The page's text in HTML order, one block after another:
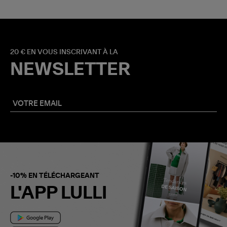
20 € EN VOUS INSCRIVANT À LA
NEWSLETTER
-10% EN TÉLÉCHARGEANT
L'APP LULLI